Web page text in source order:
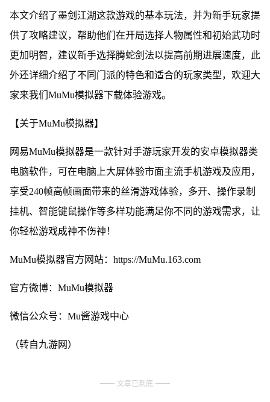
本文介绍了墨剑江湖这款游戏的基本玩法，并为新手玩家提
供了攻略建议，帮助他们在开局选择人物属性和初始武功时
更加明智，建议新手选择腾蛇剑法以提高前期进展速度，此
外还详细介绍了不同门派的特色和适合的玩家类型，欢迎大
家来我们MuMu模拟器下载体验游戏。
【关于MuMu模拟器】
网易MuMu模拟器是一款针对手游玩家开发的安卓模拟器类
电脑软件，可在电脑上大屏体验市面主流手机游戏及应用，
享受240帧高帧画面带来的丝滑游戏体验，多开、操作录制
挂机、智能键鼠操作等多样功能满足你不同的游戏需求，让
你轻松游戏成神不伤神！
MuMu模拟器官方网站：https://MuMu.163.com
官方微博：MuMu模拟器
微信公众号：Mu酱游戏中心
（转自九游网）
文章已到底